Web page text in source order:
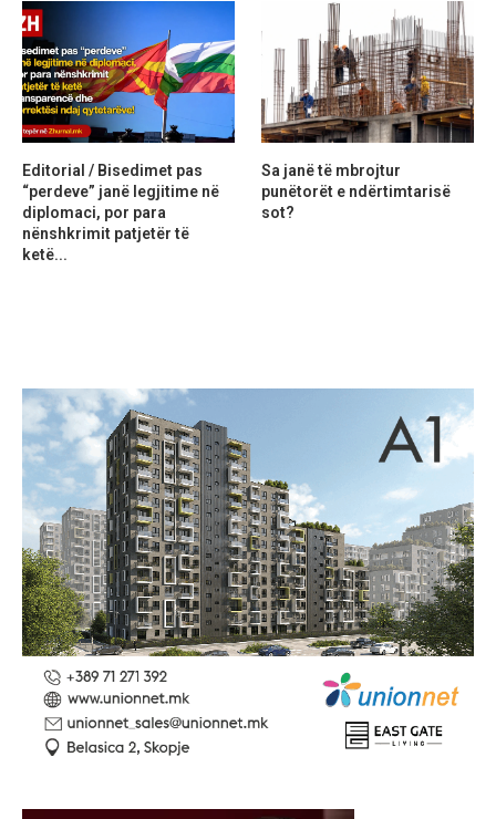
Editorial / Bisedimet pas
“perdeve” janë legjitime në
diplomaci, por para
nënshkrimit patjetër të
ketë...
Sa janë të mbrojtur
punëtorët e ndërtimtarisë
sot?